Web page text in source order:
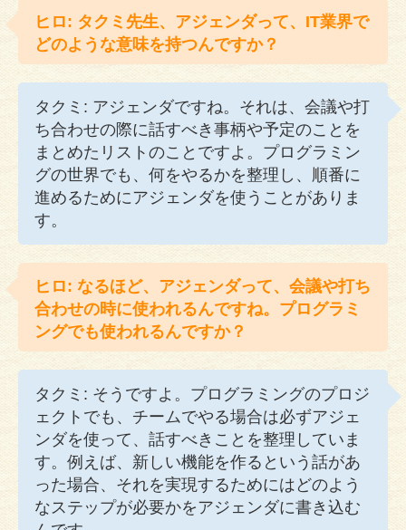
ヒロ: タクミ先生、アジェンダって、IT業界で
どのような意味を持つんですか？
タクミ: アジェンダですね。それは、会議や打
ち合わせの際に話すべき事柄や予定のことを
まとめたリストのことですよ。プログラミン
グの世界でも、何をやるかを整理し、順番に
進めるためにアジェンダを使うことがありま
す。
ヒロ: なるほど、アジェンダって、会議や打ち
合わせの時に使われるんですね。プログラミ
ングでも使われるんですか？
タクミ: そうですよ。プログラミングのプロジ
ェクトでも、チームでやる場合は必ずアジェ
ンダを使って、話すべきことを整理していま
す。例えば、新しい機能を作るという話があ
った場合、それを実現するためにはどのよう
なステップが必要かをアジェンダに書き込む